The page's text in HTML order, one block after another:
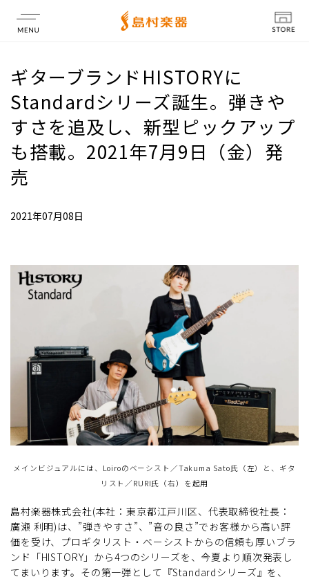
店舗情報
ギターブランドHISTORYに
Standardシリーズ誕生。弾きや
すさを追及し、新型ピックアップ
も搭載。2021年7月9日（金）発
売
2021年07月08日
メインビジュアルには、Loiroのベーシスト／Takuma Sato氏（左）と、ギタ
リスト／RURI氏（右）を起用
島村楽器株式会社(本社：東京都江戸川区、代表取締役社長：
廣瀬 利明)は、”弾きやすさ”、”音の良さ”でお客様から高い評
価を受け、プロギタリスト・ベーシストからの信頼も厚いブラ
ンド「HISTORY」から4つのシリーズを、今夏より順次発表し
てまいります。その第一弾として『Standardシリーズ』を、